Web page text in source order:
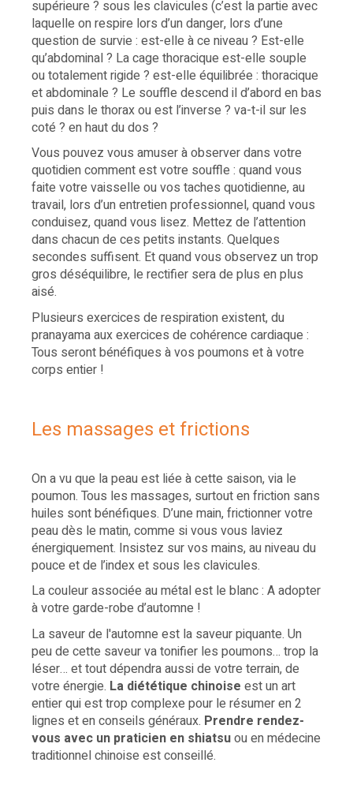
supérieure ? sous les clavicules (c’est la partie avec
laquelle on respire lors d’un danger, lors d’une
question de survie : est-elle à ce niveau ? Est-elle
qu’abdominal ? La cage thoracique est-elle souple
ou totalement rigide ? est-elle équilibrée : thoracique
et abdominale ? Le souffle descend il d’abord en bas
puis dans le thorax ou est l’inverse ? va-t-il sur les
coté ? en haut du dos ?
Vous pouvez vous amuser à observer dans votre
quotidien comment est votre souffle : quand vous
faite votre vaisselle ou vos taches quotidienne, au
travail, lors d’un entretien professionnel, quand vous
conduisez, quand vous lisez. Mettez de l’attention
dans chacun de ces petits instants. Quelques
secondes suffisent. Et quand vous observez un trop
gros déséquilibre, le rectifier sera de plus en plus
aisé.
Plusieurs exercices de respiration existent, du
pranayama aux exercices de cohérence cardiaque :
Tous seront bénéfiques à vos poumons et à votre
corps entier !
Les massages et frictions
On a vu que la peau est liée à cette saison, via le
poumon. Tous les massages, surtout en friction sans
huiles sont bénéfiques. D’une main, frictionner votre
peau dès le matin, comme si vous vous laviez
énergiquement. Insistez sur vos mains, au niveau du
pouce et de l’index et sous les clavicules.
La couleur associée au métal est le blanc : A adopter
à votre garde-robe d’automne !
La saveur de l'automne est la saveur piquante. Un
peu de cette saveur va tonifier les poumons… trop la
léser… et tout dépendra aussi de votre terrain, de
votre énergie. La diététique chinoise est un art
entier qui est trop complexe pour le résumer en 2
lignes et en conseils généraux. Prendre rendez-
vous avec un praticien en shiatsuou en médecine
traditionnel chinoise est conseillé.